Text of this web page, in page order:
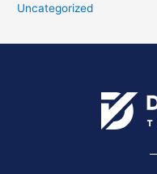
Uncategorized